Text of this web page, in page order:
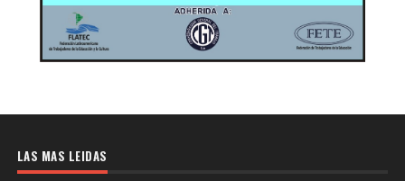
LAS MAS LEIDAS